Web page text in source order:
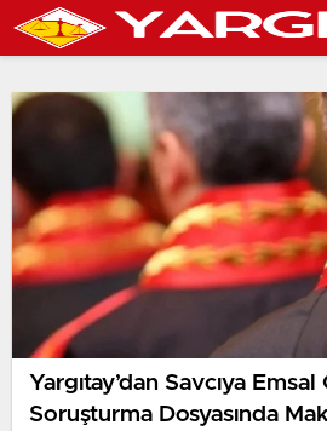
Yargıtay’dan Savcıya
Soruşturma Dosyasında